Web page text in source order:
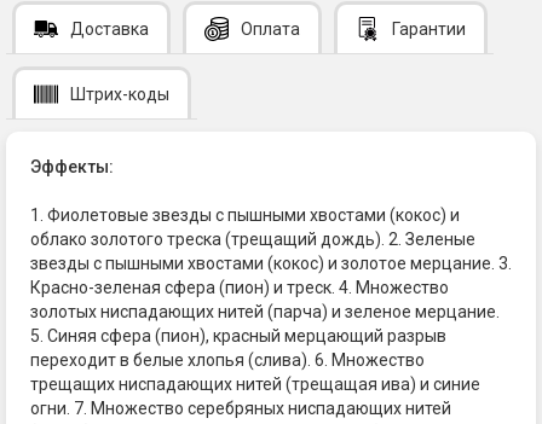
Доставка Оплата Гарантии
Штрих-коды
Эффекты:
1. Фиолетовые звезды с пышными хвостами (кокос) и
облако золотого треска (трещащий дождь). 2. Зеленые
звезды с пышными хвостами (кокос) и золотое мерцание. 3.
Красно-зеленая сфера (пион) и треск. 4. Множество
золотых ниспадающих нитей (парча) и зеленое мерцание.
5. Синяя сфера (пион), красный мерцающий разрыв
переходит в белые хлопья (слива). 6. Множество
трещащих ниспадающих нитей (трещащая ива) и синие
огни. 7. Множество серебряных ниспадающих нитей